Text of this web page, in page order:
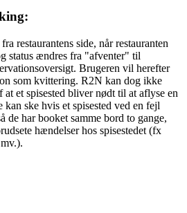
restaurantens side, når restauranten
status ændres fra "afventer" til
Brugeren vil herefter
som kvittering. R2N kan dog ikke
et spisested bliver nødt til at aflyse en
ske hvis et spisested ved en fejl
de har booket samme bord to gange,
hændelser hos spisestedet (fx